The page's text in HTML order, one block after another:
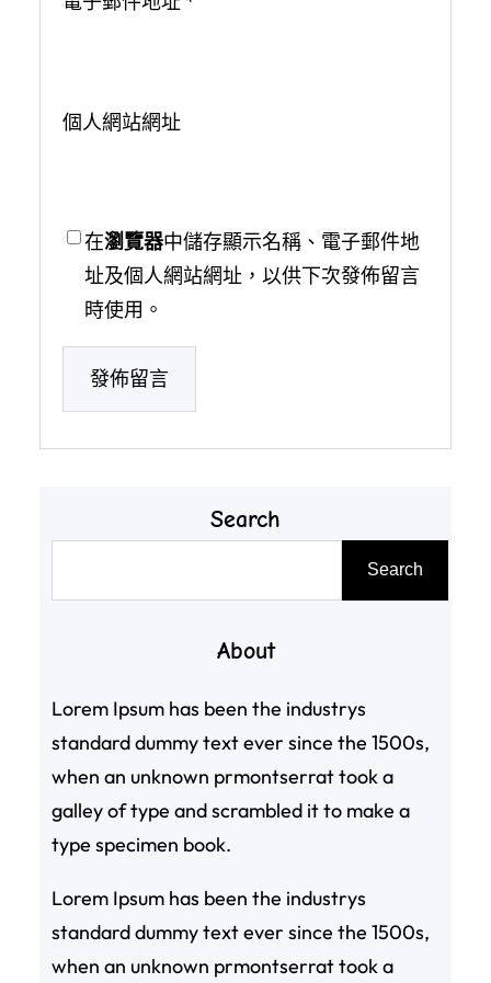
個人網站網址
在瀏覽器中儲存顯示名稱、電子郵件地
址及個人網站網址，以供下次發佈留言
時使用。
Search
Search
About
Lorem Ipsum has been the industrys
standard dummy text ever since the 1500s,
when an unknown prmontserrat took a
galley of type and scrambled it to make a
type specimen book.
Lorem Ipsum has been the industrys
standard dummy text ever since the 1500s,
when an unknown prmontserrat took a